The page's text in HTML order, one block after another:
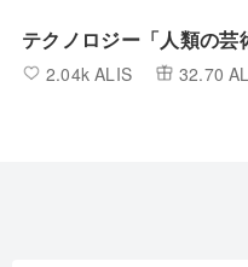
テクノロジー「人類の芸
2.04k ALIS 32.70